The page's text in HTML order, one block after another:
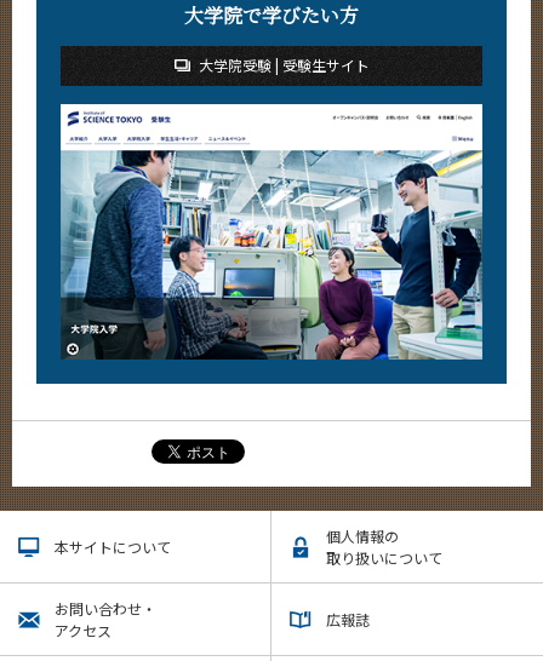
大学院で学びたい方
大学院受験 | 受験生サイト
本サイトについて
個人情報の
取り扱いについて
お問い合わせ・
アクセス
広報誌